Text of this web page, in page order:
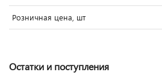
Розничная цена, шт
Остатки и поступления